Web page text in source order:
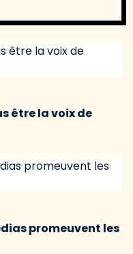
être la voix de
promeuvent les